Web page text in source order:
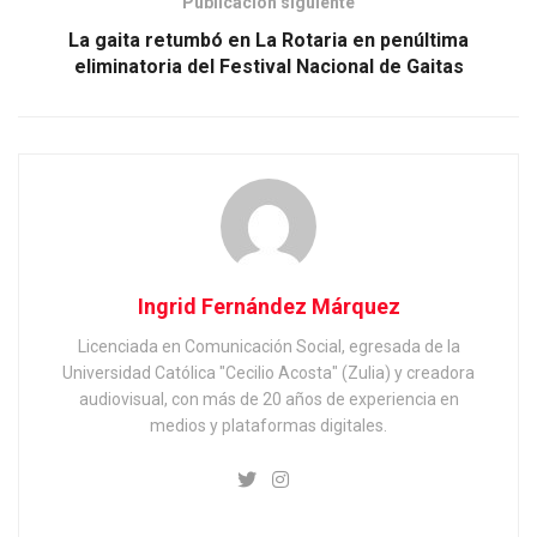
La gaita retumbó en La Rotaria en penúltima
eliminatoria del Festival Nacional de Gaitas
Ingrid Fernández Márquez
Licenciada en Comunicación Social, egresada de la
Universidad Católica "Cecilio Acosta" (Zulia) y creadora
audiovisual, con más de 20 años de experiencia en
medios y plataformas digitales.